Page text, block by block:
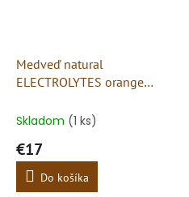
Medveď natural
ELECTROLYTES orange
Skladom (1 ks)
€17
Do košíka